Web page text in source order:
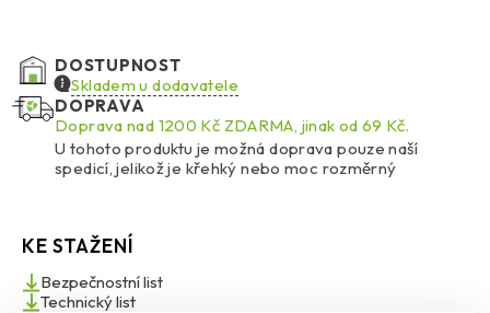
podklady či sádrokartonové desky a využívá se také jako
povrchová úprava v zateplovacích systémech Ceresit
Ceretherm (ETICS) s deskami z EPS nebo MW. Balení: 25 kg.
DOSTUPNOST
Skladem u dodavatele
DOPRAVA
Doprava nad 1200 Kč ZDARMA, jinak od 69 Kč.
U tohoto produktu je možná doprava pouze naší
spedicí, jelikož je křehký nebo moc rozměrný
KE STAŽENÍ
Bezpečnostní list
Technický list